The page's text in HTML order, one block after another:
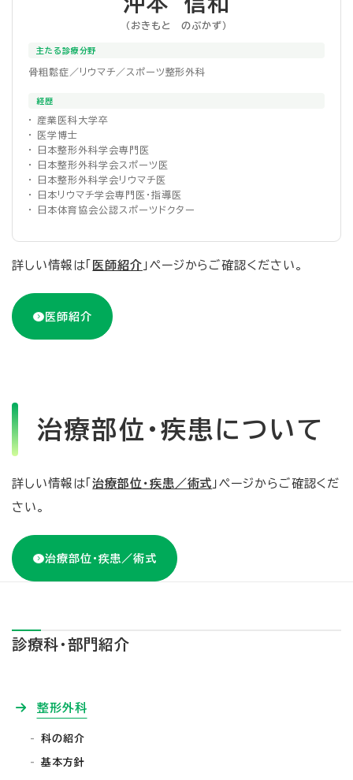
（おきもと のぶかず）
主たる診療分野
骨粗鬆症／リウマチ／スポーツ整形外科
経歴
・ 産業医科大学卒
・ 医学博士
・ 日本整形外科学会専門医
・ 日本整形外科学会スポーツ医
・ 日本整形外科学会リウマチ医
・ 日本リウマチ学会専門医・指導医
・ 日本体育協会公認スポーツドクター
詳しい情報は「 医師紹介 」ページからご確認ください。
医師紹介
治療部位・疾患について
詳しい情報は「治療部位・疾患／術式 」ページからご確認くだ
さい。
治療部位・疾患／術式
診療科・部門紹介
整形外科
科の紹介
基本方針